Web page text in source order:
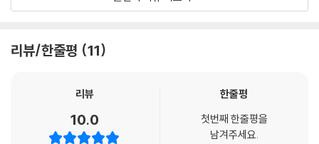
훨씬 많다는 사실은 수학 천재가 아니라도 다 알 수 있다. 아이들은 우리가
제공하는 양보다 훨씬 많은 정보를 수용할 수 있다. 여기서 핵심은 21번째
문제를 보여 주었을 때와 1,001번째 문제를 보여 주었을 때 각각 어떤 일이
영유아를 키우는 부모라면 한 번쯤 ‘글렌 도만 영재교실’이라는 이름을 들
한 획을 그은 인물이다. 원래 뇌손상 아동의 재활을 연구하던 그는, 학습을
고 영유아 뇌에 숨겨진 비밀을 깊이 탐구했다. 뇌가 손상된 아이들도 학습
을 깊이 발휘하지 못하고 있을 가능성이 큰 것 아닐까?
리뷰/한줄평 11
리뷰
10.0
한줄평
첫번째 한줄평을
남겨주세요.